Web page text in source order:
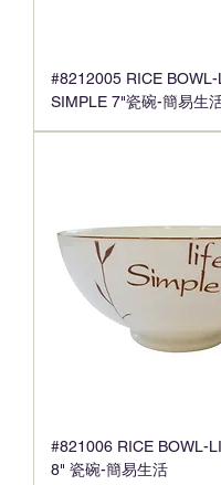
#8212005 RICE
SIMPLE 7"瓷碗-簡易生
#821006 RICE BOWL-
8" 瓷碗-簡易生活